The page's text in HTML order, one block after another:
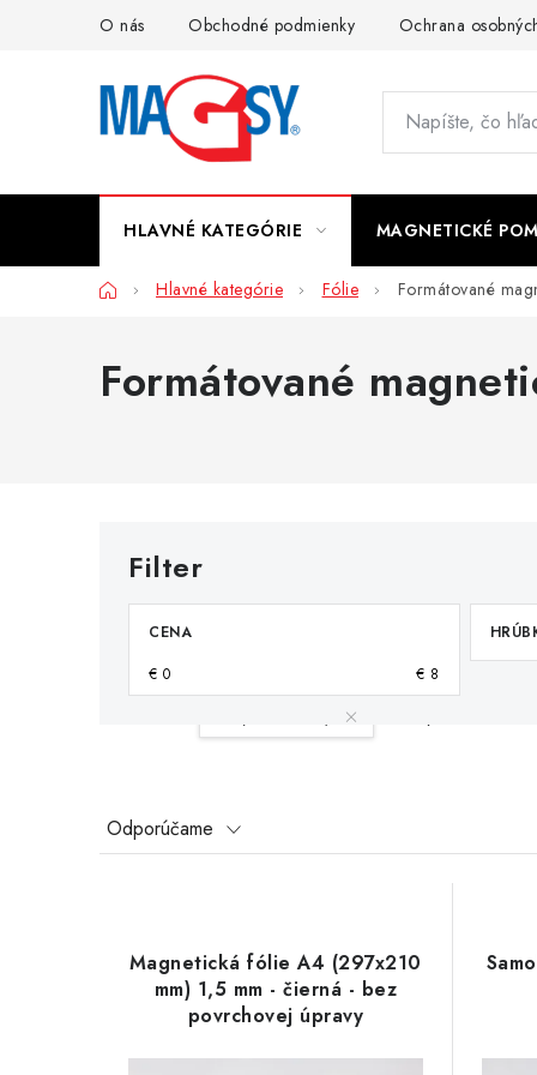
O nás Obchodné podmienky Ochrana
HLAVNÉ KATEGÓRIE MAGNETICKÉ
DomovHlavné kategórie Fólie Formátované
Formátované
CENA
€ 0 € 8
R
Odporúčame
Magnetická fólie A4 (297x210
mm) 1,5 mm - čierná - bez
povrchovej úpravy